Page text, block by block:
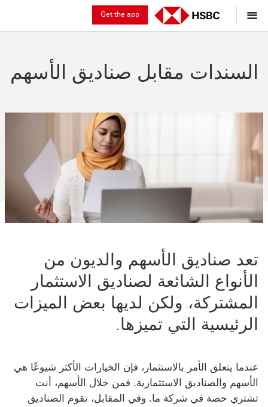
Get the app
السندات مقابل صناديق الأسهم
تعد صناديق الأسهم والديون من
الأنواع الشائعة لصناديق الاستثمار
المشتركة، ولكن لديها بعض الميزات
الرئيسية التي تميزها.
عندما يتعلق الأمر بالاستثمار، فإن الخيارات الأكثر شيوعًا هي
الأسهم والصناديق الاستثمارية. فمن خلال الأسهم، أنت
تشتري حصة في شركة ما. وفي المقابل، تقوم الصناديق